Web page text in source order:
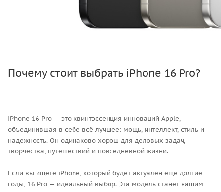
Почему стоит выбрать iPhone 16 Pro?
iPhone 16 Pro — это квинтэссенция инноваций Apple,
объединившая в себе всё лучшее: мощь, интеллект, стиль и
надежность. Он одинаково хорош для деловых задач,
творчества, путешествий и повседневной жизни.
Если вы ищете iPhone, который будет актуален ещё долгие
годы, 16 Pro — идеальный выбор. Эта модель станет вашим